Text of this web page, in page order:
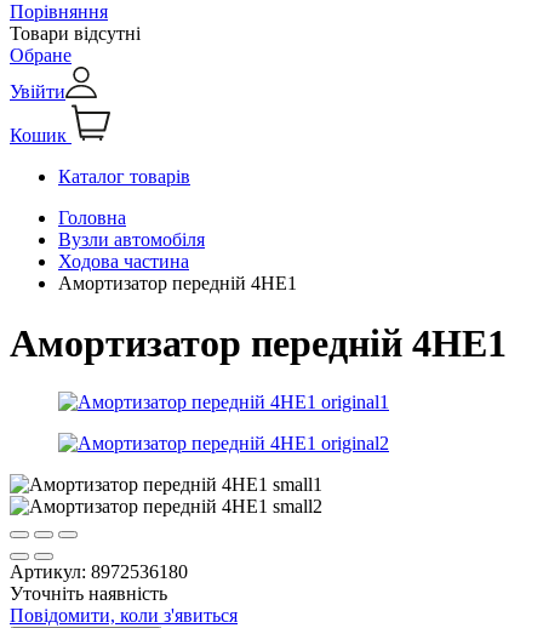
Порівняння
Товари відсутні
Обране
Увійти
Кошик
Каталог товарів
Головна
Вузли автомобіля
Ходова частина
Амортизатор передній 4HЕ1
Амортизатор передній 4HЕ1
Артикул: 8972536180
Уточніть наявність
Повідомити, коли з'явиться